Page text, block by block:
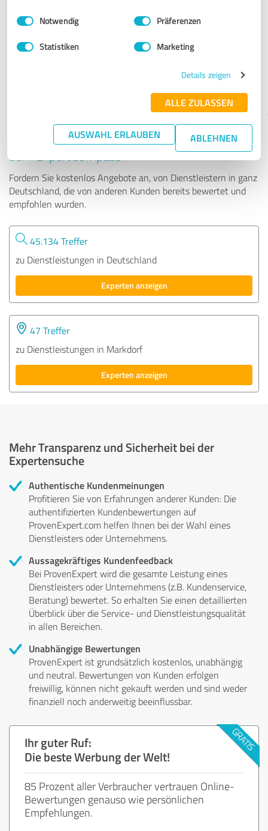
Impressum Datenschutzbestimmungen
Einwilligungsauswahl
Notwendig Präferenzen
Statistiken Marketing
Details zeigen
ALLE ZULASSEN
AUSWAHL ERLAUBEN ABLEHNEN
Brinkmann Pflegevermittlung Regionalvertretung
Frankfurt a. M....
Tipp: Die passenden Experten finden - mit
dem ExpertCompass
Fordern Sie kostenlos Angebote an, von Dienstleistern in ganz
Deutschland, die von anderen Kunden bereits bewertet und
empfohlen wurden.
45.134 Treffer
zu Dienstleistungen in Deutschland
Experten anzeigen
47 Treffer
zu Dienstleistungen in Markdorf
Experten anzeigen
Mehr Transparenz und Sicherheit bei der
Expertensuche
Authentische Kundenmeinungen
Profitieren Sie von Erfahrungen anderer Kunden: Die
authentifizierten Kundenbewertungen auf
ProvenExpert.com helfen Ihnen bei der Wahl eines
Dienstleisters oder Unternehmens.
Aussagekräftiges Kundenfeedback
Bei ProvenExpert wird die gesamte Leistung eines
Dienstleisters oder Unternehmens (z.B. Kundenservice,
Beratung) bewertet. So erhalten Sie einen detaillierten
Überblick über die Service- und Dienstleistungsqualität
in allen Bereichen.
Unabhängige Bewertungen
ProvenExpert ist grundsätzlich kostenlos, unabhängig
und neutral. Bewertungen von Kunden erfolgen
freiwillig, können nicht gekauft werden und sind weder
finanziell noch anderweitig beeinflussbar.
Ihr guter Ruf:
Die beste Werbung der Welt!
85 Prozent aller Verbraucher vertrauen Online-
Bewertungen genauso wie persönlichen
Empfehlungen.